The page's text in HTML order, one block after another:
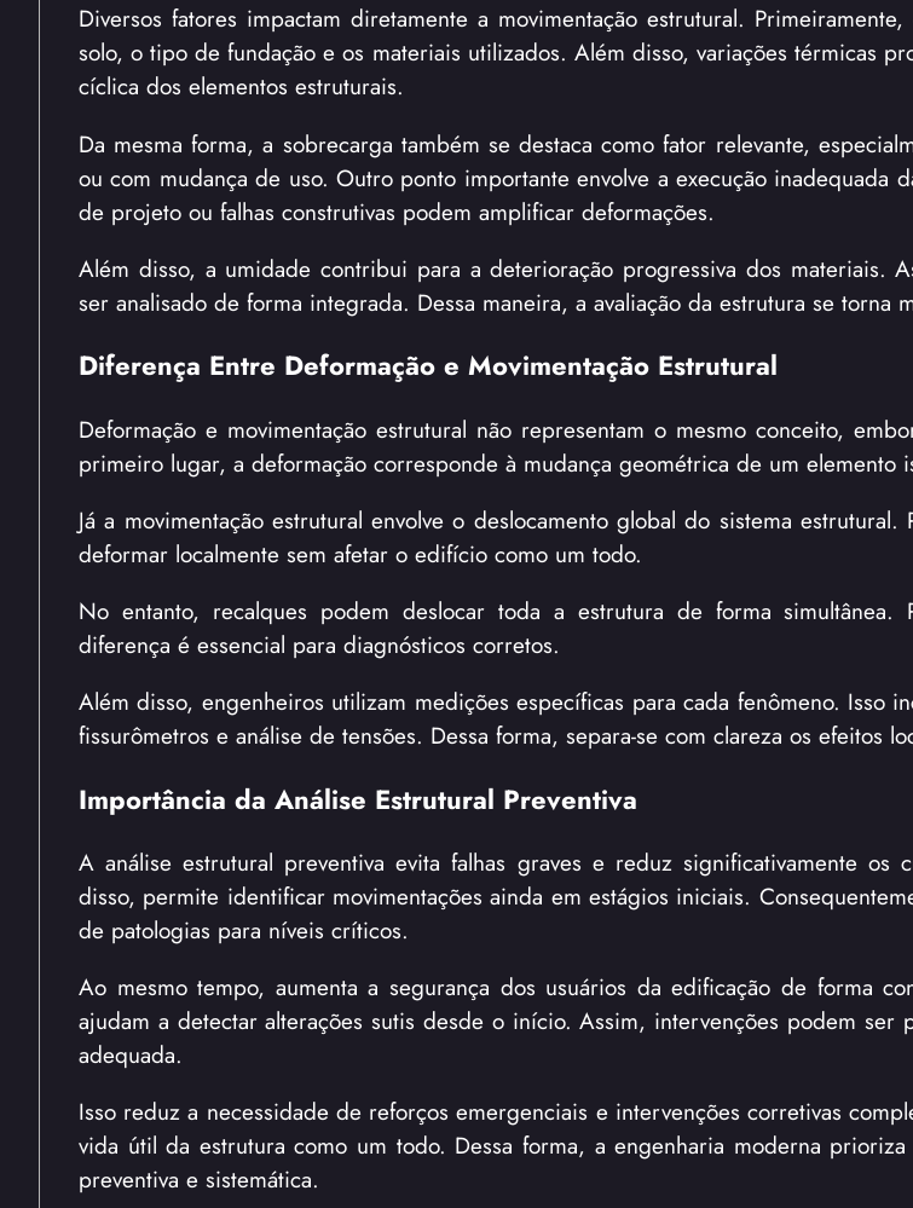
Diversos fatores impactam diretamente a movimentação estrutural.
solo, o tipo de fundação e os materiais utilizados. Além disso, variações térmicas
cíclica dos elementos estruturais.
Da mesma forma, a sobrecarga também se destaca como fator relevante,
ou com mudança de uso. Outro ponto importante envolve a execução inadequada
de projeto ou falhas construtivas podem amplificar deformações.
Além disso, a umidade contribui para a deterioração progressiva dos materiais.
ser analisado de forma integrada. Dessa maneira, a avaliação da estrutura se torna
Diferença Entre Deformação e Movimentação Estrutural
Deformação e movimentação estrutural não representam o mesmo conceito,
primeiro lugar, a deformação corresponde à mudança geométrica de um elemento
Já a movimentação estrutural envolve o deslocamento global do sistema
deformar localmente sem afetar o edifício como um todo.
No entanto, recalques podem deslocar toda a estrutura de forma simultânea.
diferença é essencial para diagnósticos corretos.
Além disso, engenheiros utilizam medições específicas para cada fenômeno. Isso
fissurômetros e análise de tensões. Dessa forma, separa-se com clareza os efeitos
Importância da Análise Estrutural Preventiva
A análise estrutural preventiva evita falhas graves e reduz significativamente os
disso, permite identificar movimentações ainda em estágios iniciais.
de patologias para níveis críticos.
Ao mesmo tempo, aumenta a segurança dos usuários da edificação de forma
ajudam a detectar alterações sutis desde o início. Assim, intervenções podem ser
adequada.
Isso reduz a necessidade de reforços emergenciais e intervenções corretivas
vida útil da estrutura como um todo. Dessa forma, a engenharia moderna
preventiva e sistemática.